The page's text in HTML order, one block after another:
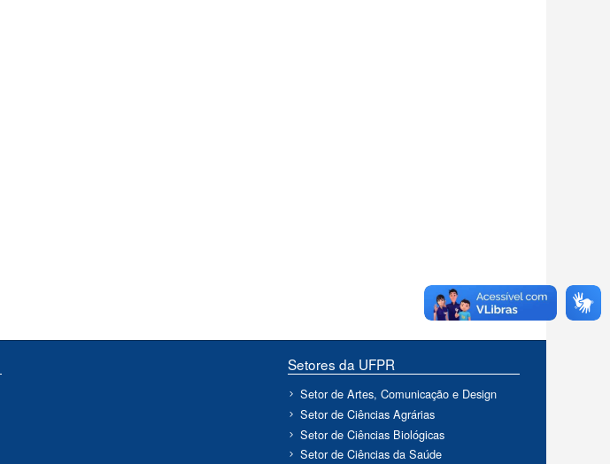
Setores da UFPR
Setor de Artes, Comunicação e Design
Setor de Ciências Agrárias
Setor de Ciências Biológicas
Setor de Ciências da Saúde